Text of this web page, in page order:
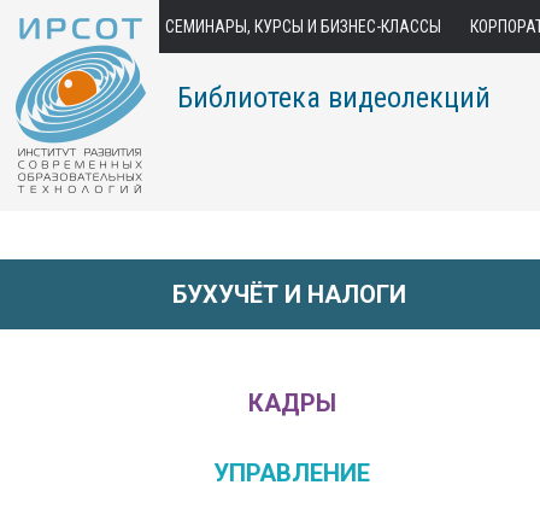
СЕМИНАРЫ, КУРСЫ И БИЗНЕС-КЛАССЫ
Библиотека видеолекций
БУХУЧЁТ И НАЛОГИ
КАДРЫ
УПРАВЛЕНИЕ